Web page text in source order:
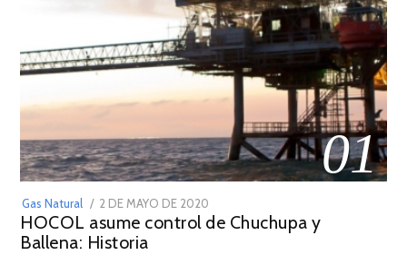
01
Gas Natural
POSTED
ON
2 DE MAYO DE 2020
DE
HOCOL asume control de Chuchupa y
Ballena: Historia